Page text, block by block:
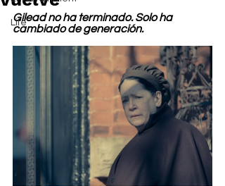
Life
Gilead no ha terminado. Solo ha
cambiado de generación.